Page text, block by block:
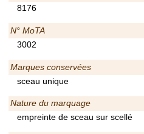
8176
N° MoTA
3002
Marques conservées
sceau unique
Nature du marquage
empreinte de sceau sur scellé